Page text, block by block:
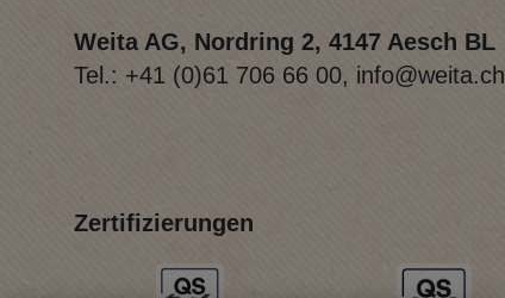
Weita AG, Nordring 2, 4147 Aesch BL
Tel.: +41 (0)61 706 66 00, info@weita.ch
Zertifizierungen